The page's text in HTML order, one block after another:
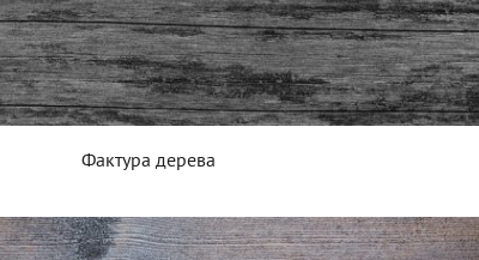
Фактура дерева